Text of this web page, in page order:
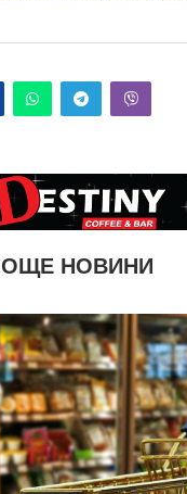
ОЩЕ НОВИНИ